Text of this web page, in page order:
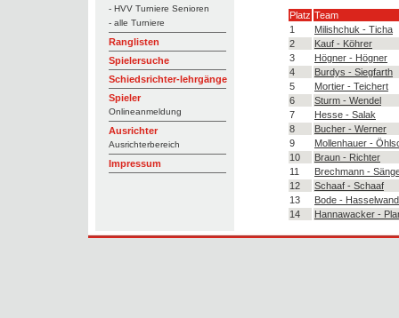
- HVV Turniere Senioren
- alle Turniere
Ranglisten
Spielersuche
Schiedsrichter-lehrgänge
Spieler
Onlineanmeldung
Ausrichter
Ausrichterbereich
Impressum
Platz Team
1
Milishchuk - Ticha
2
Kauf - Köhrer
3
Högner - Högner
4
Burdys - Siegfarth
5
Mortier - Teichert
6
Sturm - Wendel
7
Hesse - Salak
8
Bucher - Werner
9
Mollenhauer -
10
Braun - Richter
11
Brechmann -
12
Schaaf - Schaaf
13
Bode -
14
Hannawacker -